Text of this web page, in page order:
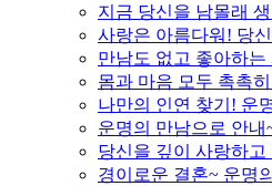
지금 당신을 남몰래
사랑은 아름다워! 당
만남도 없고 좋아하
몸과 마음 모두 촉촉
나만의 인연 찾기! 운
운명의 만남으로 안
당신을 깊이 사랑하
경이로운 결혼~ 운명